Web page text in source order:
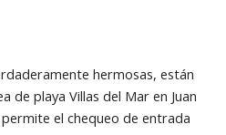
hermosas, están
de playa Villas del Mar en Juan
el chequeo de entrada